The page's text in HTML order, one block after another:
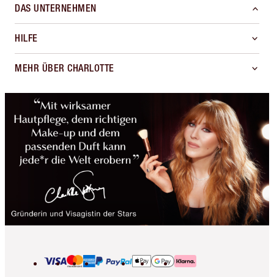
DAS UNTERNEHMEN
HILFE
MEHR ÜBER CHARLOTTE